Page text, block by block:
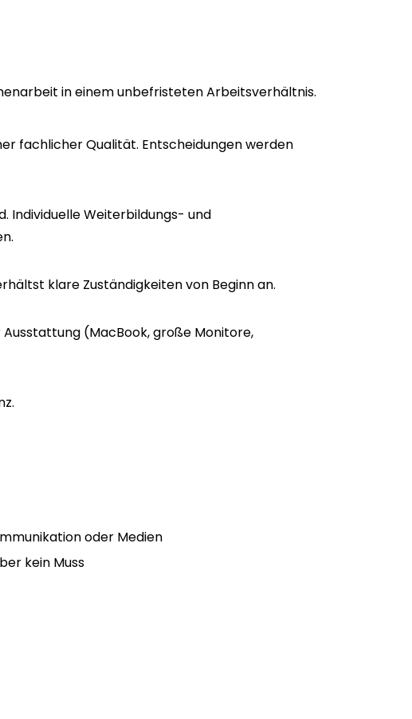
in einem unbefristeten Arbeitsverhältnis.
fachlicher Qualität. Entscheidungen werden
Individuelle Weiterbildungs- und
klare Zuständigkeiten von Beginn an.
(MacBook, große Monitore,
oder Medien
kein Muss